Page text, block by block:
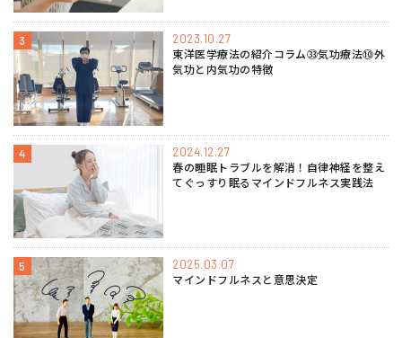
3 2023.10.27
東洋医学療法の紹介コラム㉝気功療法⑩外
気功と内気功の特徴
4 2024.12.27
春の睡眠トラブルを解消！自律神経を整え
てぐっすり眠るマインドフルネス実践法
5 2025.03.07
マインドフルネスと意思決定